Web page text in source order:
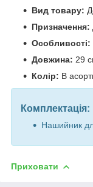
Вид товару:
Призначення:
Особливості:
Довжина: 29
Колір: В
Комплектація:
Нашийник
Приховати